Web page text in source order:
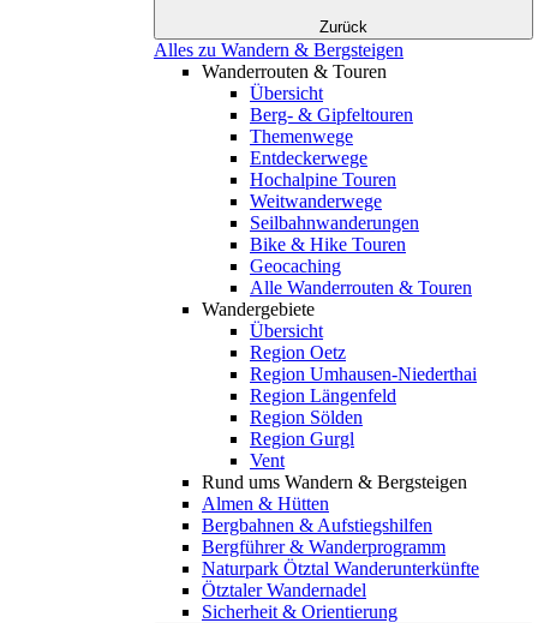
Zurück
Alles zu Wandern & Bergsteigen
Wanderrouten & Touren
Übersicht
Berg- & Gipfeltouren
Themenwege
Entdeckerwege
Hochalpine Touren
Weitwanderwege
Seilbahnwanderungen
Bike & Hike Touren
Geocaching
Alle Wanderrouten & Touren
Wandergebiete
Übersicht
Region Oetz
Region Umhausen-Niederthai
Region Längenfeld
Region Sölden
Region Gurgl
Vent
Rund ums Wandern & Bergsteigen
Almen & Hütten
Bergbahnen & Aufstiegshilfen
Bergführer & Wanderprogramm
Naturpark Ötztal Wanderunterkünfte
Ötztaler Wandernadel
Sicherheit & Orientierung